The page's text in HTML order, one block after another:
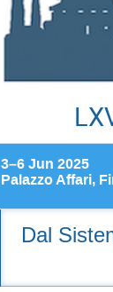
3–6 Jun 2025
Palazzo Affari,
Dal